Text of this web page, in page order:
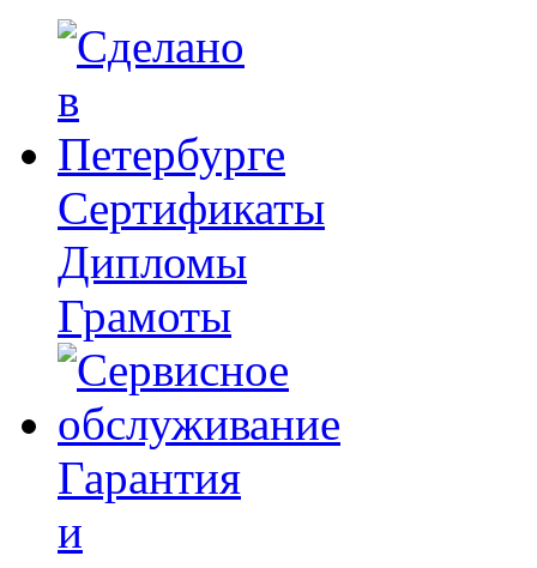
Сертификаты
Дипломы
Грамоты
Гарантия
и